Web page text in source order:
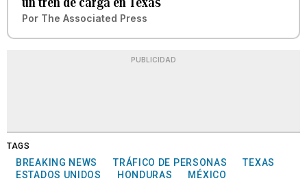
Por The Associated Press
PUBLICIDAD
TAGS
BREAKING NEWS TRÁFICO DE PERSONAS
TEXAS
ESTADOS UNIDOS
HONDURAS MÉXICO